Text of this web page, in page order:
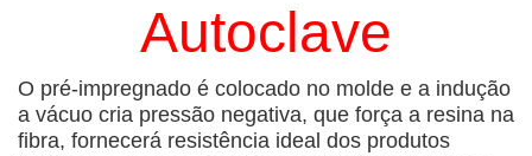
Autoclave
O pré-impregnado é colocado no molde e a indução
a vácuo cria pressão negativa, que força a resina na
fibra, fornecerá resistência ideal dos produtos